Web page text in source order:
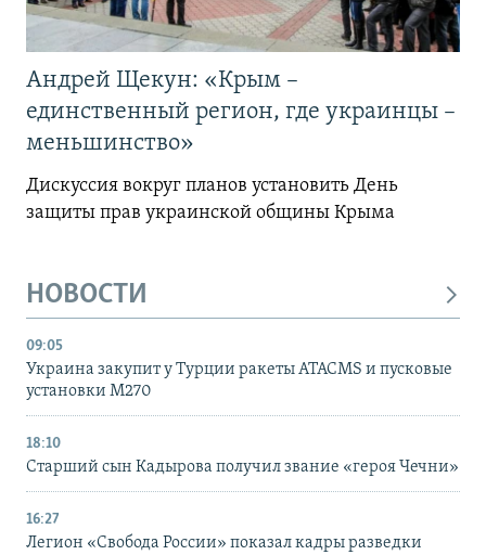
Андрей Щекун: «Крым –
единственный регион, где украинцы –
меньшинство»
Дискуссия вокруг планов установить День
защиты прав украинской общины Крыма
НОВОСТИ
09:05
Украина закупит у Турции ракеты ATACMS и пусковые
установки M270
18:10
Старший сын Кадырова получил звание «героя Чечни»
16:27
Легион «Свобода России» показал кадры разведки